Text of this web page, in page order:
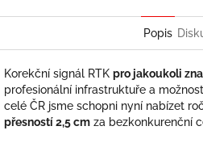
Popis
Korekční signál RTK pro jakoukoli
profesionální infrastruktuře a
celé ČR jsme schopni nyní nabízet
přesností 2,5 cm za bezkonkurenční